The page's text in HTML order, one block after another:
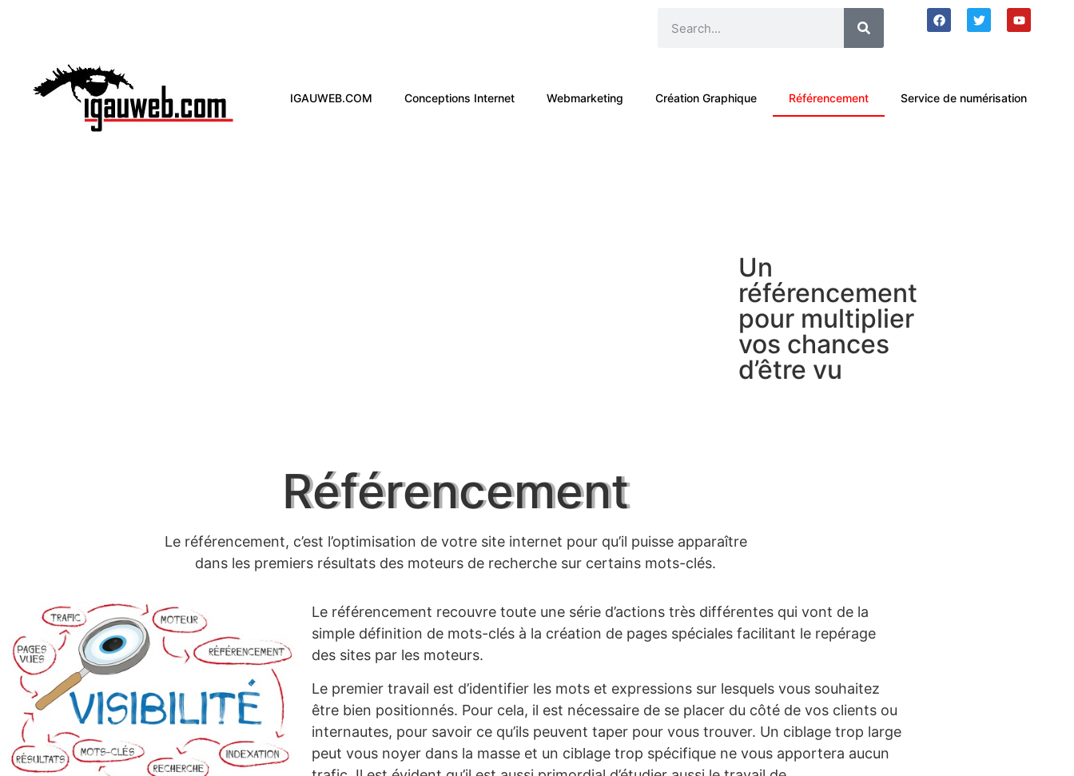
IGAUWEB.COM Conceptions Internet Webmarketing Création Graphique​ Référencement Service de numérisation
Un
référencement
pour multiplier
vos chances
d’être vu
Référencement
Le référencement, c’est l’optimisation de votre site internet pour qu’il puisse apparaître
dans les premiers résultats des moteurs de recherche sur certains mots-clés.
Le référencement recouvre toute une série d’actions très différentes qui vont de la
simple définition de mots-clés à la création de pages spéciales facilitant le repérage
des sites par les moteurs.
Le premier travail est d’identifier les mots et expressions sur lesquels vous souhaitez
être bien positionnés. Pour cela, il est nécessaire de se placer du côté de vos clients ou
internautes, pour savoir ce qu’ils peuvent taper pour vous trouver. Un ciblage trop large
peut vous noyer dans la masse et un ciblage trop spécifique ne vous apportera aucun